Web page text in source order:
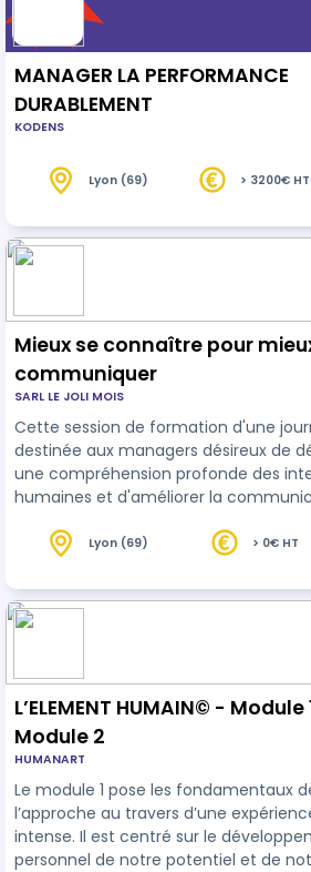
MANAGER LA PERFORMANCE
DURABLEMENT
KODENS
Lyon (69) > 3200€ HT
Mieux se connaître pour
communiquer
SARL LE JOLI MOIS
Cette session de formation d'une
destinée aux managers désireux de
une compréhension profonde des
humaines et d'améliorer la
pratiques, les participants exploreront
interpersonnelle, apprendront à
différents modes de réactions et à
Lyon (69) > 0€ HT
L’ELEMENT HUMAIN© - Module
Module 2
HUMANART
Le module 1 pose les fondamentaux
l’approche au travers d’une
intense. Il est centré sur le
personnel de notre potentiel et de